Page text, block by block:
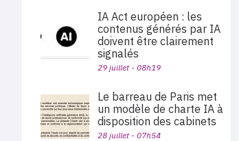
IA Act européen : les
contenus générés par IA
doivent être clairement
signalés
29 juillet - 08h19
Le barreau de Paris met
un modèle de charte IA à
disposition des cabinets
28 juillet - 07h54